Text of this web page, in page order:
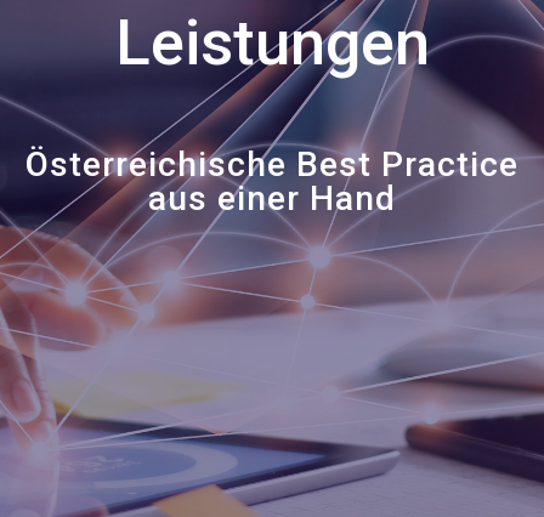
Leistungen
Österreichische Best Practice
aus einer Hand